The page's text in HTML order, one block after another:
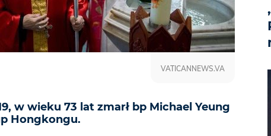
w wieku 73 lat zmarł bp Michael Yeung
Hongkongu.
VATICANNEWS.VA